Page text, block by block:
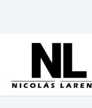
содержимому